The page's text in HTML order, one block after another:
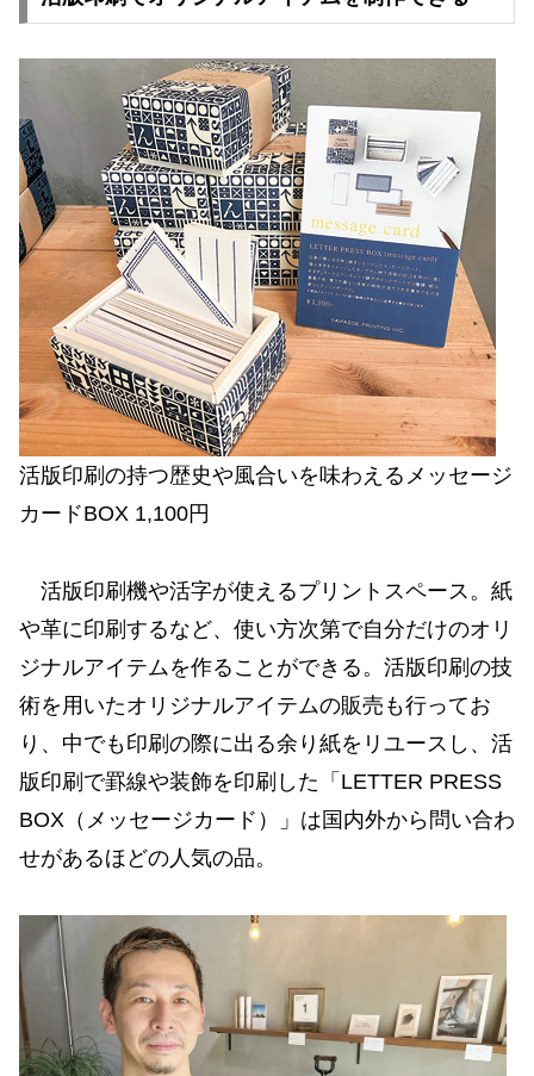
活版印刷の持つ歴史や風合いを味わえるメッセージ
カードBOX 1,100円
活版印刷機や活字が使えるプリントスペース。紙
や革に印刷するなど、使い方次第で自分だけのオリ
ジナルアイテムを作ることができる。活版印刷の技
術を用いたオリジナルアイテムの販売も行ってお
り、中でも印刷の際に出る余り紙をリユースし、活
版印刷で罫線や装飾を印刷した「LETTER PRESS
BOX（メッセージカード）」は国内外から問い合わ
せがあるほどの人気の品。